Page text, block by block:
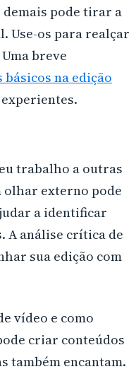
pode tirar a
Use-os para realçar
breve
na edição
trabalho a outras
olhar externo pode
a identificar
A análise crítica de
sua edição com
vídeo e como
criar conteúdos
também encantam.